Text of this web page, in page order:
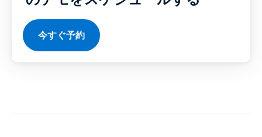
今すぐ予約